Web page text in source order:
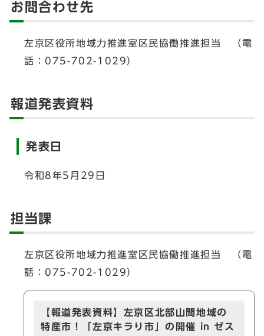
お問合わせ先
左京区役所地域力推進室区民協働推進担当 （電
話：075-702-1029）
報道発表資料
発表日
令和8年5月29日
担当課
左京区役所地域力推進室区民協働推進担当 （電
話：075-702-1029）
【報道発表資料】左京区北部山間地域の
特産市！「左京キラり市」の開催 in ゼス